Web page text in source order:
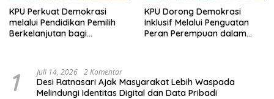
KPU Perkuat Demokrasi
melalui Pendidikan Pemilih
Berkelanjutan bagi
KPU Dorong Demokrasi
Inklusif Melalui Penguatan
Peran Perempuan dalam
1 Juli 14, 2026 2 Komentar
Desi Ratnasari Ajak Masyarakat Lebih Waspada
Melindungi Identitas Digital dan Data Pribadi